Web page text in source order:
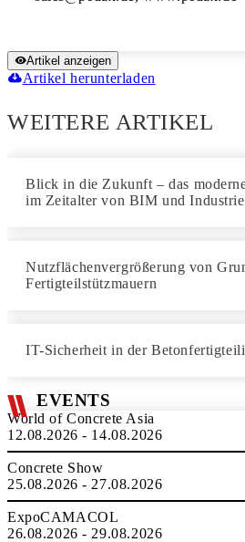
Artikel anzeigen
Artikel herunterladen
WEITERE ARTIKEL
Blick in die Zukunft – das
im Zeitalter von BIM und
Nutzflächenvergrößerung von
Fertigteilstützmauern
IT-Sicherheit in der
EVENTS
World of Concrete Asia
12.08.2026 - 14.08.2026
Concrete Show
25.08.2026 - 27.08.2026
ExpoCAMACOL
26.08.2026 - 29.08.2026